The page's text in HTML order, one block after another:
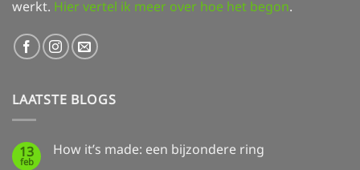
werkt. Hier vertel ik meer over hoe het begon.
LAATSTE BLOGS
13
feb
How it’s made: een bijzondere ring